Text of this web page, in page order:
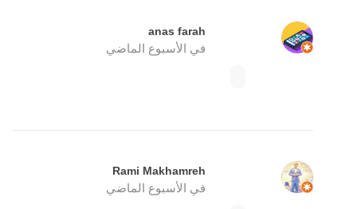
anas farah
في الأسبوع الماضي
Rami Makhamreh
في الأسبوع الماضي